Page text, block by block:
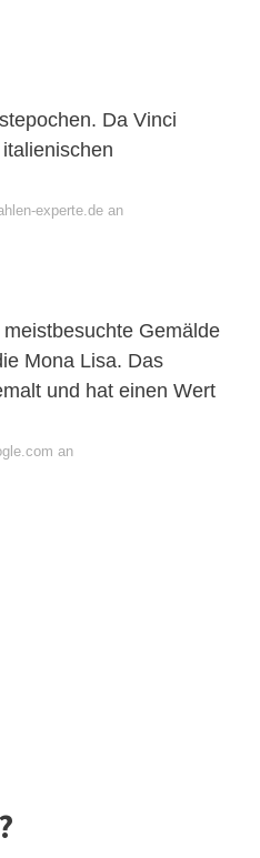
Da Vinci
experte.de an
Gemälde
Mona Lisa. Das
und hat einen Wert
an